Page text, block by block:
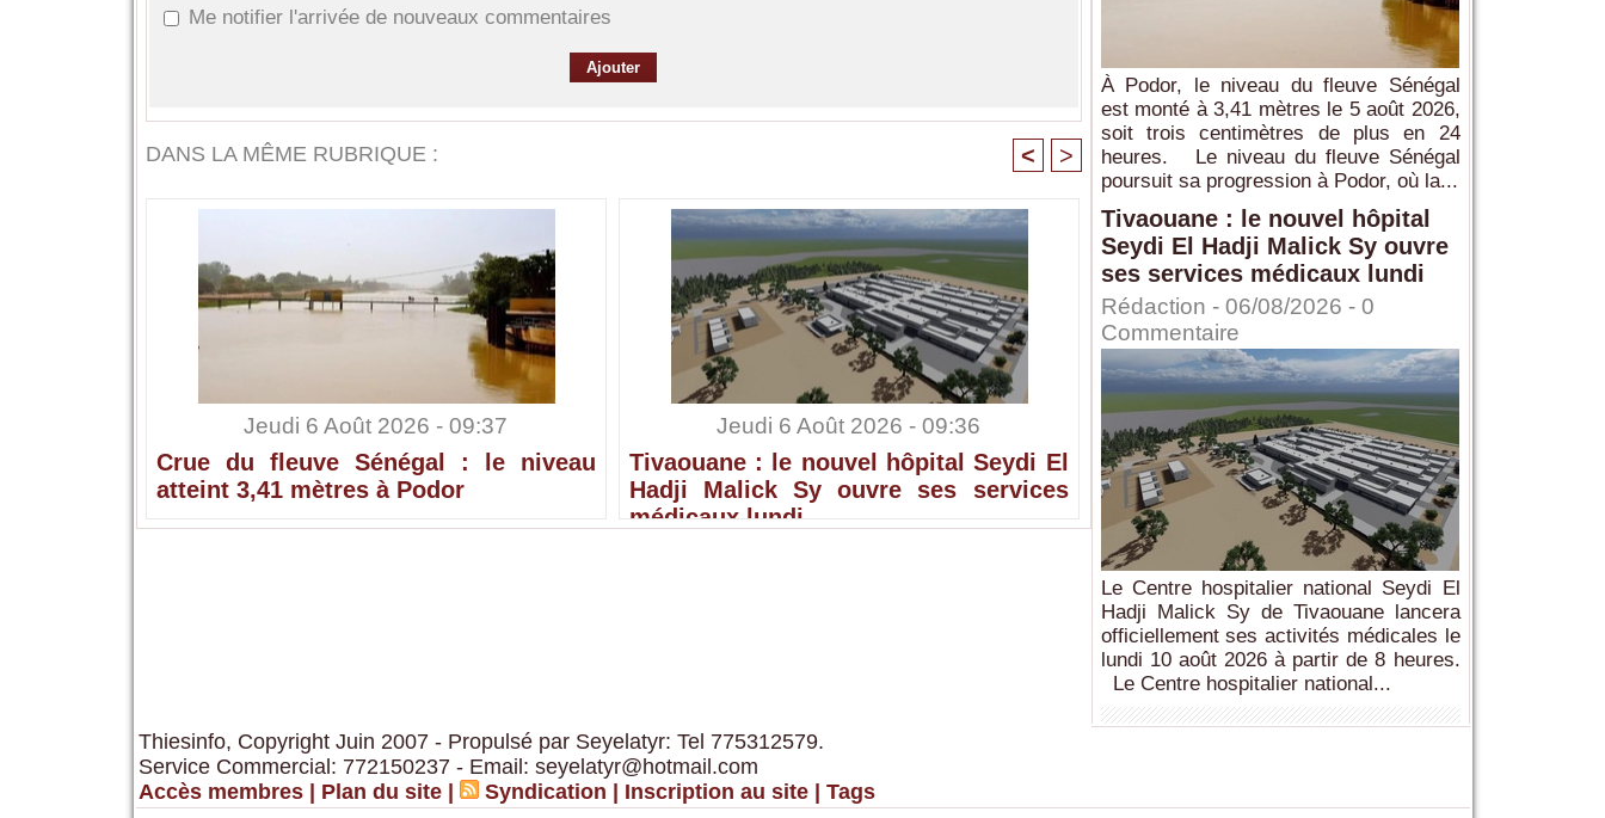
Me notifier l'arrivée de nouveaux commentaires
DANS LA MÊME RUBRIQUE : < >
Jeudi 6 Août 2026 - 09:37
Crue du fleuve Sénégal : le niveau
atteint 3,41 mètres à Podor
Jeudi 6 Août 2026 - 09:36
Tivaouane : le nouvel hôpital Seydi El
Hadji Malick Sy ouvre ses services
médicaux lundi
À Podor, le niveau du fleuve Sénégal
est monté à 3,41 mètres le 5 août 2026,
soit trois centimètres de plus en 24
heures. Le niveau du fleuve Sénégal
poursuit sa progression à Podor, où la...
Tivaouane : le nouvel hôpital
Seydi El Hadji Malick Sy ouvre
ses services médicaux lundi
Rédaction - 06/08/2026 - 0
Commentaire
Le Centre hospitalier national Seydi El
Hadji Malick Sy de Tivaouane lancera
officiellement ses activités médicales le
lundi 10 août 2026 à partir de 8 heures.
Le Centre hospitalier national...
Thiesinfo, Copyright Juin 2007 - Propulsé par Seyelatyr: Tel 775312579.
Service Commercial: 772150237 - Email: seyelatyr@hotmail.com
Accès membres
Plan du site Syndication Inscription au site Tags